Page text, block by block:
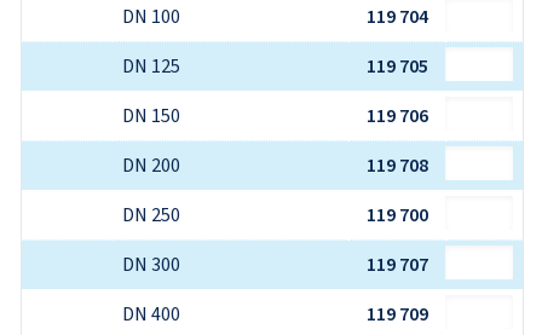
DN 100
119 704
DN 125
119 705
DN 150
119 706
DN 200
119 708
DN 250
119 700
DN 300
119 707
DN 400
119 709